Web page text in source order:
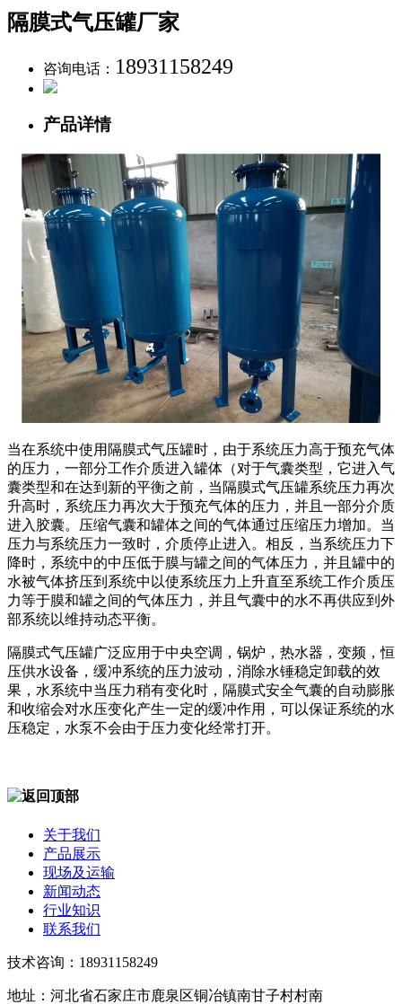
隔膜式气压罐厂家
咨询电话： 18931158249
产品详情
当在系统中使用隔膜式气压罐时，由于系统压力高于预充气体
的压力，一部分工作介质进入罐体（对于气囊类型，它进入气
囊类型和在达到新的平衡之前，当隔膜式气压罐系统压力再次
升高时，系统压力再次大于预充气体的压力，并且一部分介质
进入胶囊。压缩气囊和罐体之间的气体通过压缩压力增加。当
压力与系统压力一致时，介质停止进入。相反，当系统压力下
降时，系统中的中压低于膜与罐之间的气体压力，并且罐中的
水被气体挤压到系统中以使系统压力上升直至系统工作介质压
力等于膜和罐之间的气体压力，并且气囊中的水不再供应到外
部系统以维持动态平衡。
隔膜式气压罐广泛应用于中央空调，锅炉，热水器，变频，恒
压供水设备，缓冲系统的压力波动，消除水锤稳定卸载的效
果，水系统中当压力稍有变化时，隔膜式安全气囊的自动膨胀
和收缩会对水压变化产生一定的缓冲作用，可以保证系统的水
压稳定，水泵不会由于压力变化经常打开。
关于我们
产品展示
现场及运输
新闻动态
行业知识
联系我们
技术咨询：18931158249
地址：河北省石家庄市鹿泉区铜冶镇南甘子村村南